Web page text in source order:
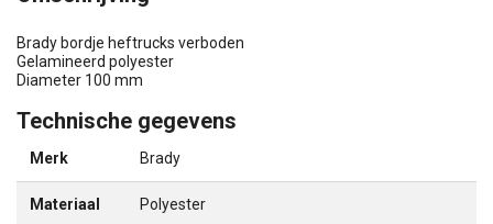
Brady bordje heftrucks verboden
Gelamineerd polyester
Diameter 100 mm
Technische gegevens
Merk Brady
Materiaal Polyester